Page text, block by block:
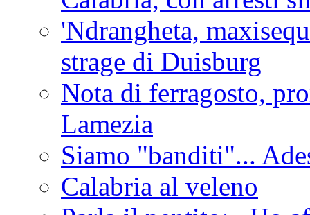
'Ndrangheta,
strage di Duisburg
Nota di ferragosto,
Lamezia
Siamo "banditi"...
Calabria al veleno